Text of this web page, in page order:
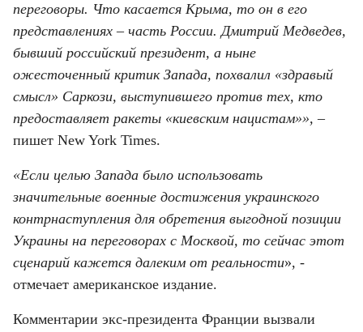
переговоры. Что касается Крыма, то он в его
представлениях – часть России. Дмитрий Медведев,
бывший российский президент, а ныне
ожесточенный критик Запада, похвалил «здравый
смысл» Саркози, выступившего против тех, кто
предоставляет ракеты «киевским нацистам»», –
пишет New York Times.
«Если целью Запада было использовать
значительные военные достижения украинского
контрнаступления для обретения выгодной позиции
Украины на переговорах с Москвой, то сейчас этот
сценарий кажется далеким от реальности», -
отмечает американское издание.
Комментарии экс-президента Франции вызвали